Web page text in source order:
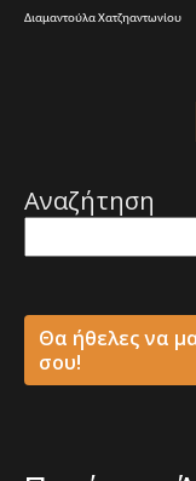
Διαμαντούλα Χατζηαντωνίου
Αναζήτηση
Θα ήθελες να
σου!